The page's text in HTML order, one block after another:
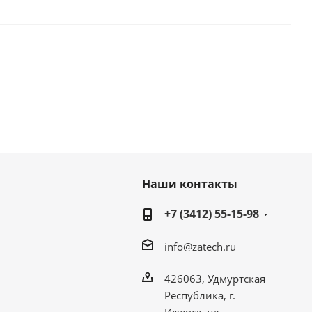
Наши контакты
+7 (3412) 55-15-98
info@zatech.ru
426063, Удмуртская
Республика, г.